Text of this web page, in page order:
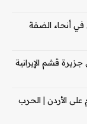
في أنحاء الضفة
قشم الإيرانية
الأردن | الحرب